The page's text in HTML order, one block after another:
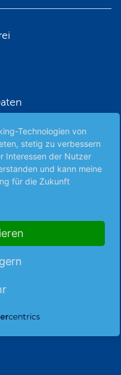
Technologien von
stetig zu verbessern
Interessen der Nutzer
und kann meine
für die Zukunft